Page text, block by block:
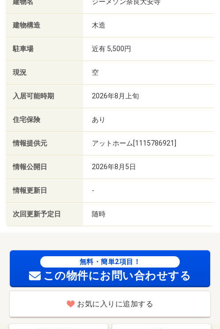
建物名
建物構造 木造
駐車場 近有 5,500円
現況 空
入居可能時期 2026年8月上旬
住宅保険 あり
情報提供元 アットホーム[1115786921]
情報公開日 2026年8月5日
情報更新日 -
次回更新予定日 随時
無料・簡単2項目！
この物件にお問い合わせする
お気に入りに追加する